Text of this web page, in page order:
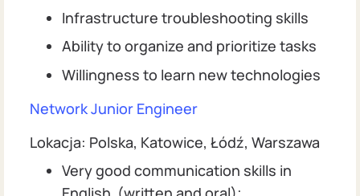
Infrastructure troubleshooting skills
Ability to organize and prioritize tasks
Willingness to learn new technologies
Network Junior Engineer
Lokacja: Polska, Katowice, Łódź, Warszawa
Very good communication skills in